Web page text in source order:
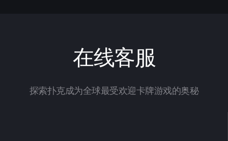
在线客服
探索扑克成为全球最受欢迎卡牌游戏的奥秘